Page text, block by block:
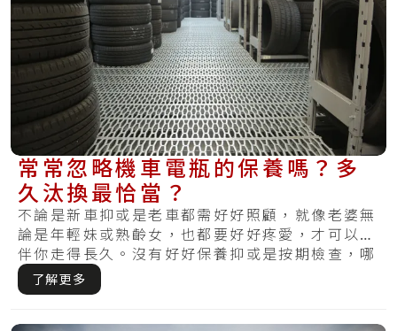
常常忽略機車電瓶的保養嗎？多
久汰換最恰當？
不論是新車抑或是老車都需好好照顧，就像老婆無
論是年輕妹或熟齡女，也都要好好疼愛，才可以陪
伴你走得長久。沒有好好保養抑或是按期檢查，哪
天察.....
了解更多